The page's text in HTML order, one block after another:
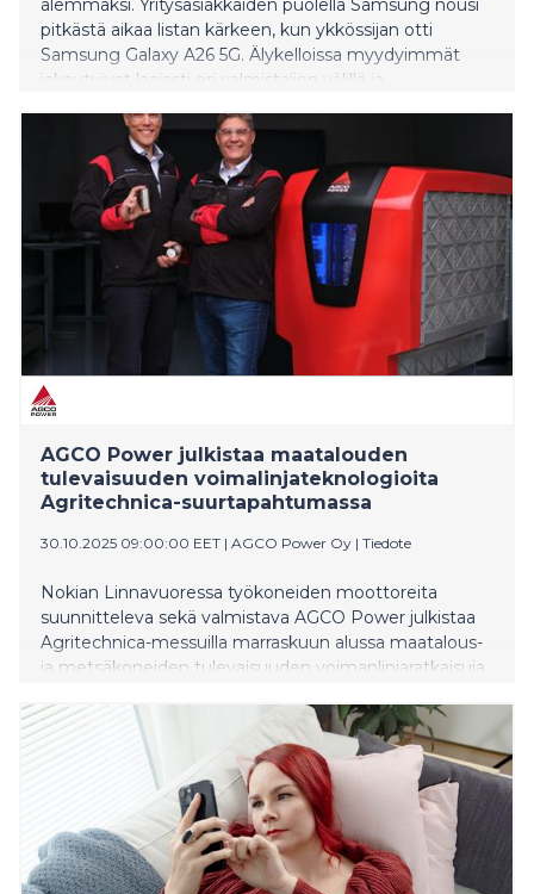
pitkästä aikaa listan kärkeen, kun ykkössijan otti
Samsung Galaxy A26 5G. Älykelloissa myydyimmät
jakautuivat laajasti eri valmistajien välillä ja
AGCO Power julkistaa maatalouden
tulevaisuuden voimalinjateknologioita
Agritechnica-suurtapahtumassa
30.10.2025 09:00:00 EET | AGCO Power Oy | Tiedote
Nokian Linnavuoressa työkoneiden moottoreita
suunnitteleva sekä valmistava AGCO Power julkistaa
Agritechnica-messuilla marraskuun alussa maatalous-
ja metsäkoneiden tulevaisuuden voimanlinjaratkaisuja
suurin ja tärkein tapahtuma, joka kokoaa viljelijät,
urakoitsijat, jälleenmyyjät ja valmistajat joka toinen
vuosi Hannoveriin.